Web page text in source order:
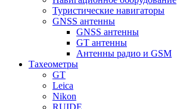
Туристические навигаторы
GNSS антенны
GNSS антенны
GT антенны
Антенны радио и GSM
Тахеометры
GT
Leica
Nikon
RUIDE